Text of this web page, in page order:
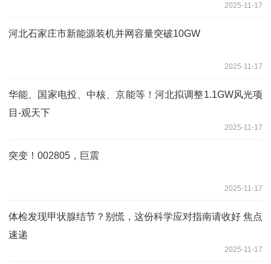
2025-11-17
河北石家庄市新能源装机并网容量突破10GW
2025-11-17
华能、国家电投、中核、京能等！河北拟调整1.1GW风光项
目-观天下
2025-11-17
突变！002805，巨震
2025-11-17
体检发现甲状腺结节？别慌，这份科学应对指南请收好 焦点
速递
2025-11-17